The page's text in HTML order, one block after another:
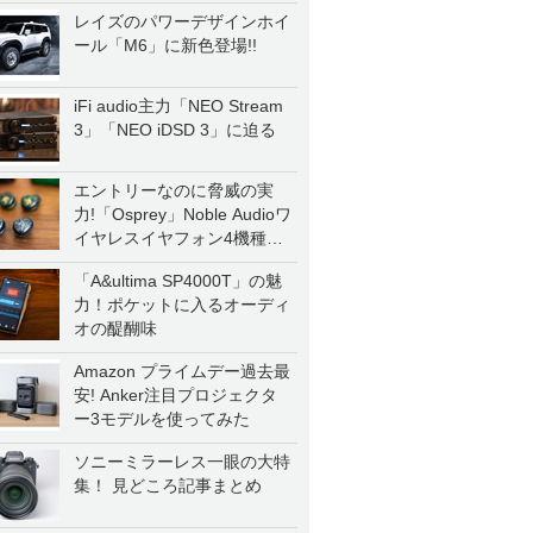
レイズのパワーデザインホイ
ール「M6」に新色登場!!
iFi audio主力「NEO Stream
3」「NEO iDSD 3」に迫る
エントリーなのに脅威の実
力!「Osprey」Noble Audioワ
イヤレスイヤフォン4機種を
一気に聴く
「A&ultima SP4000T」の魅
力！ポケットに入るオーディ
オの醍醐味
Amazon プライムデー過去最
安! Anker注目プロジェクタ
ー3モデルを使ってみた
ソニーミラーレス一眼の大特
集！ 見どころ記事まとめ